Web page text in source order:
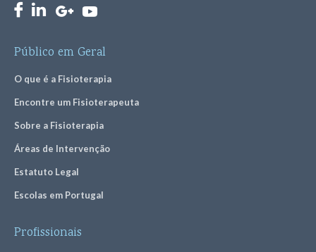
Público em Geral
O que é a Fisioterapia
Encontre um Fisioterapeuta
Sobre a Fisioterapia
Áreas de Intervenção
Estatuto Legal
Escolas em Portugal
Profissionais